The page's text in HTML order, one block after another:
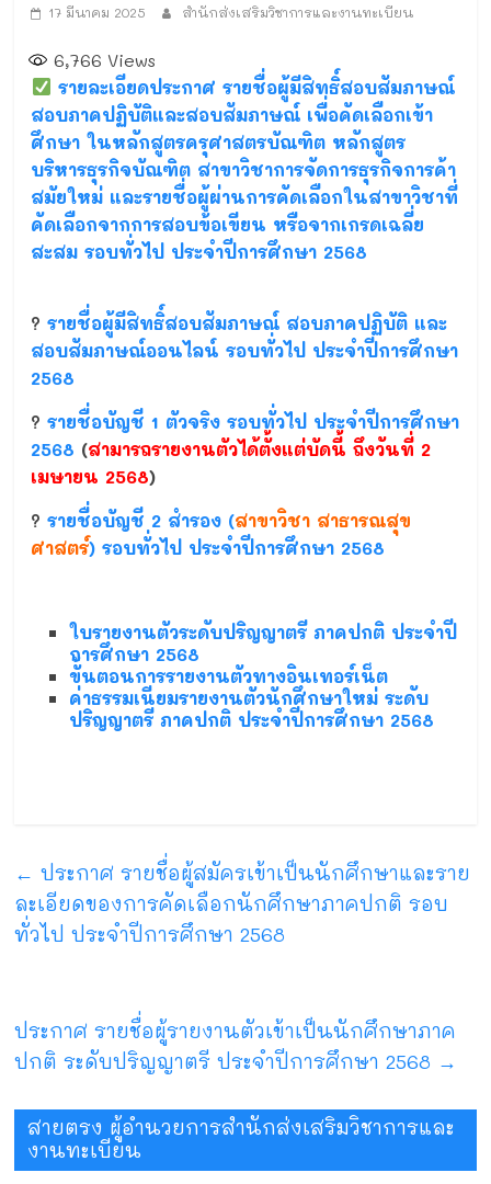
17 มีนาคม 2025 สำนักส่งเสริมวิชาการและงานทะเบียน
6,766 Views
รายละเอียดประกาศ รายชื่อผู้มีสิทธิ์สอบสัมภาษณ์
สอบภาคปฏิบัติและสอบสัมภาษณ์ เพื่อคัดเลือกเข้า
ศึกษา ในหลักสูตรครุศาสตรบัณฑิต หลักสูตร
บริหารธุรกิจบัณฑิต สาขาวิชาการจัดการธุรกิจการค้า
สมัยใหม่ และรายชื่อผู้ผ่านการคัดเลือกในสาขาวิชาที่
คัดเลือกจากการสอบข้อเขียน หรือจากเกรดเฉลี่ย
สะสม รอบทั่วไป ประจำปีการศึกษา 2568
?รายชื่อผู้มีสิทธิ์สอบสัมภาษณ์ สอบภาคปฏิบัติ และ
สอบสัมภาษณ์ออนไลน์ รอบทั่วไป ประจำปีการศึกษา
2568
?รายชื่อบัญชี 1 ตัวจริง รอบทั่วไป ประจำปีการศึกษา
2568 (สามารถรายงานตัวได้ตั้งแต่บัดนี้ ถึงวันที่ 2
เมษายน 2568)
?รายชื่อบัญชี 2 สำรอง (สาขาวิชา สาธารณสุข
ศาสตร์) รอบทั่วไป ประจำปีการศึกษา 2568
ใบรายงานตัวระดับปริญญาตรี ภาคปกติ ประจำปี
การศึกษา 2568
ขั้นตอนการรายงานตัวทางอินเทอร์เน็ต
ค่าธรรมเนียมรายงานตัวนักศึกษาใหม่ ระดับ
ปริญญาตรี ภาคปกติ ประจำปีการศึกษา 2568
← ประกาศ รายชื่อผู้สมัครเข้าเป็นนักศึกษาและราย
ละเอียดของการคัดเลือกนักศึกษาภาคปกติ รอบ
ทั่วไป ประจำปีการศึกษา 2568
ประกาศ รายชื่อผู้รายงานตัวเข้าเป็นนักศึกษาภาค
ปกติ ระดับปริญญาตรี ประจำปีการศึกษา 2568 →
สายตรง ผู้อำนวยการสำนักส่งเสริมวิชาการและ
งานทะเบียน